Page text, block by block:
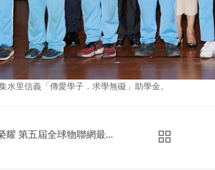
水里信義「傳愛學子．求學無礙」助學金。
耀 第五屆全球物聯網最...